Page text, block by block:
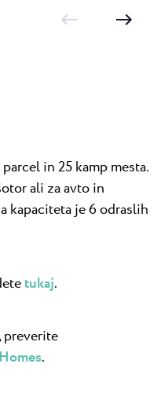
in 25 kamp mesta.
ali za avto in
kapaciteta je 6 odraslih
tukaj.
preverite
.